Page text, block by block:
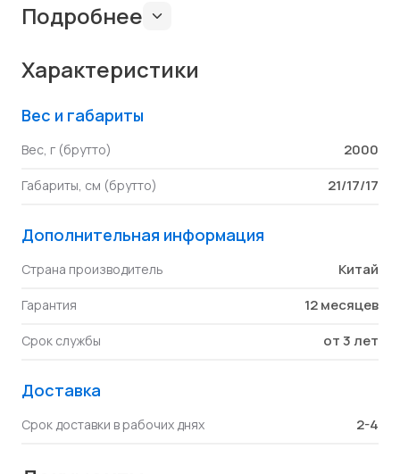
Подробнее
Характеристики
Вес и габариты
Вес, г (брутто) 2000
Габариты, см (брутто) 21/17/17
Дополнительная информация
Страна производитель Китай
Гарантия 12 месяцев
Срок службы от 3 лет
Доставка
Срок доставки в рабочих днях 2-4